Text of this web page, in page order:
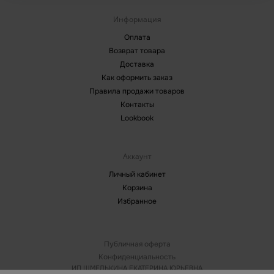
Информация
Оплата
Возврат товара
Доставка
Как оформить заказ
Правила продажи товаров
Контакты
Lookbook
Аккаунт
Личный кабинет
Корзина
Избранное
ИП ШМЕЛЬКИНА ЕКАТЕРИНА ЮРЬЕВНА
Публичная оферта
Конфиденциальность